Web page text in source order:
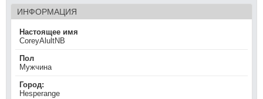
ИНФОРМАЦИЯ
Настоящее имя
CoreyAlultNB
Пол
Мужчина
Город:
Hesperange